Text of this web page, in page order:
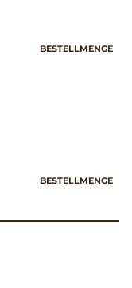
BESTELLMENGE
BESTELLMENGE